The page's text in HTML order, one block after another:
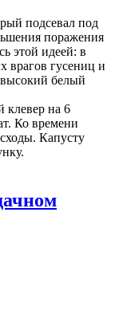
подсевал под
поражения
этой идеей: в
врагов гусениц и
белый
клевер на 6
Ко времени
Капусту